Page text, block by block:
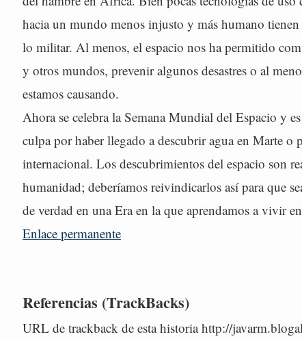
hacia un mundo menos injusto y más humano
lo militar. Al menos, el espacio nos ha permitido
y otros mundos, prevenir algunos desastres o al
estamos causando.
Ahora se celebra la Semana Mundial del Espacio y
culpa por haber llegado a descubrir agua en Marte o
internacional. Los descubrimientos del espacio son
humanidad; deberíamos reivindicarlos así para que
de verdad en una Era en la que aprendamos a vivir
Enlace permanente
Referencias (TrackBacks)
URL de trackback de esta historia http://